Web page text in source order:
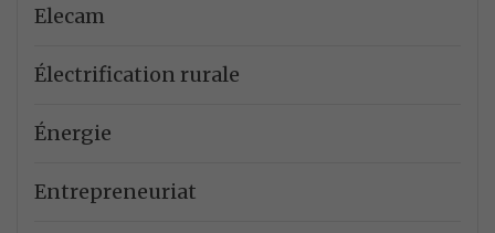
Elecam
Électrification rurale
Énergie
Entrepreneuriat